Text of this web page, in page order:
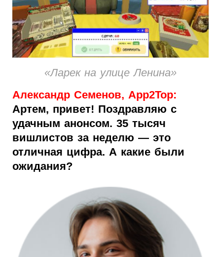
«Ларек на улице Ленина»
Александр Семенов, App2Top:
Артем, привет! Поздравляю с
удачным анонсом. 35 тысяч
вишлистов за неделю — это
отличная цифра. А какие были
ожидания?